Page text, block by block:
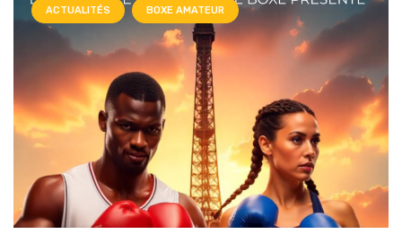
ACTUALITÉS BOXE AMATEUR